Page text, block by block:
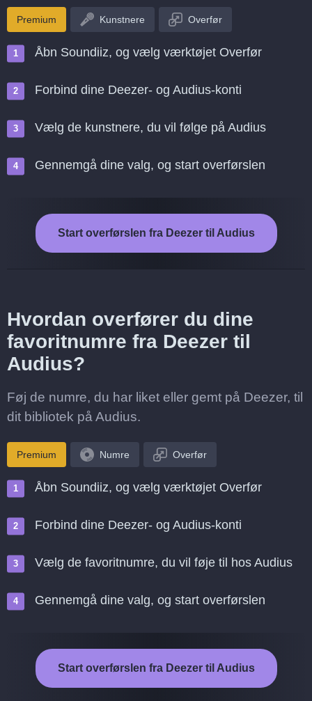
Premium Kunstnere Overfør
Åbn Soundiiz, og vælg værktøjet Overfør
Forbind dine Deezer- og Audius-konti
Vælg de kunstnere, du vil følge på Audius
Gennemgå dine valg, og start overførslen
Start overførslen fra Deezer til Audius
Hvordan overfører du dine
favoritnumre fra Deezer til
Audius?
Føj de numre, du har liket eller gemt på Deezer, til
dit bibliotek på Audius.
Premium Numre Overfør
Åbn Soundiiz, og vælg værktøjet Overfør
Forbind dine Deezer- og Audius-konti
Vælg de favoritnumre, du vil føje til hos Audius
Gennemgå dine valg, og start overførslen
Start overførslen fra Deezer til Audius